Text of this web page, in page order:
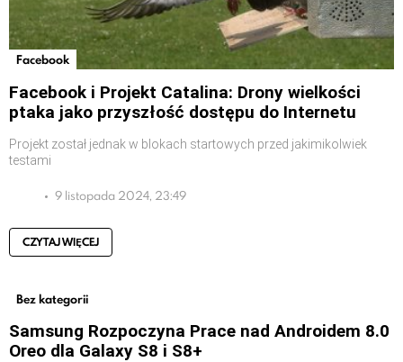
Facebook
Facebook i Projekt Catalina: Drony wielkości
ptaka jako przyszłość dostępu do Internetu
Projekt został jednak w blokach startowych przed jakimikolwiek
testami
9 listopada 2024, 23:49
CZYTAJ WIĘCEJ
Bez kategorii
Samsung Rozpoczyna Prace nad Androidem 8.0
Oreo dla Galaxy S8 i S8+